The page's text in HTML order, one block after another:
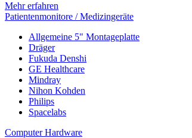
Mehr erfahren
Patientenmonitore / Medizingeräte
Allgemeine 5" Montageplatte
Dräger
Fukuda Denshi
GE Healthcare
Mindray
Nihon Kohden
Philips
Spacelabs
Computer Hardware